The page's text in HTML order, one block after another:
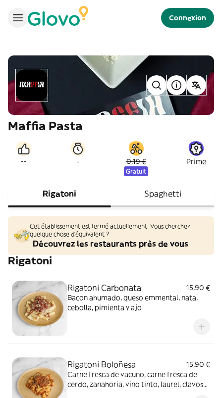
Connexion
Maffia Pasta
-- - 0,19 €
Gratuit
Prime
Rigatoni Spaghetti
Cet établissement est fermé actuellement. Vous cherchez
quelque chose d'équivalent ?
Découvrez les restaurants près de vous
Rigatoni
Rigatoni Carbonata
15,90 €
Bacon ahumado, queso emmental, nata,
cebolla, pimienta y ajo
Rigatoni Boloñesa
15,90 €
Carne fresca de vacuno, carne fresca de
cerdo, zanahoria, vino tinto, laurel, clavos